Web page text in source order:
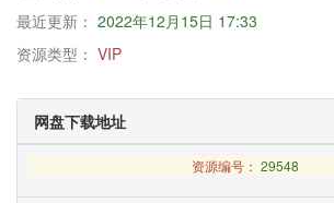
最近更新： 2022年12月15日 17:33
资源类型： VIP
网盘下载地址
资源编号： 29548